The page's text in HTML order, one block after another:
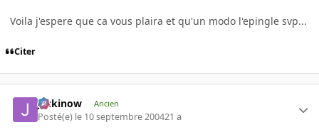
Voila j'espere que ca vous plaira et qu'un modo l'epingle svp...
Citer
jackinow Ancien
Posté(e) le 10 septembre 200421 a